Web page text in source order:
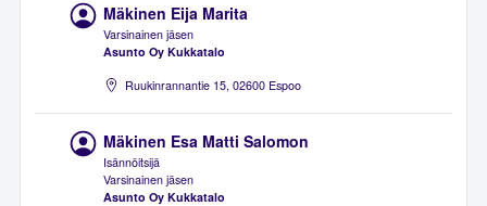
Mäkinen Eija Marita
Varsinainen jäsen
Asunto Oy Kukkatalo
Ruukinrannantie 15, 02600 Espoo
Mäkinen Esa Matti Salomon
Isännöitsijä
Varsinainen jäsen
Asunto Oy Kukkatalo